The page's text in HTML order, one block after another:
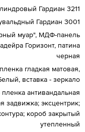
Гардиан 3211
Гардиан 3001
муар", МДФ-панель
Горизонт, патина
черная
гладкая матовая,
вставка - зеркало
антивандальная
задвижка; эксцентрик;
короб закрытый
утепленный